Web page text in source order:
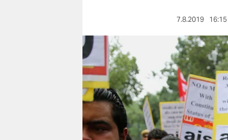
berlin
nord
wahrheit
verlag
verlag
7.8.2019